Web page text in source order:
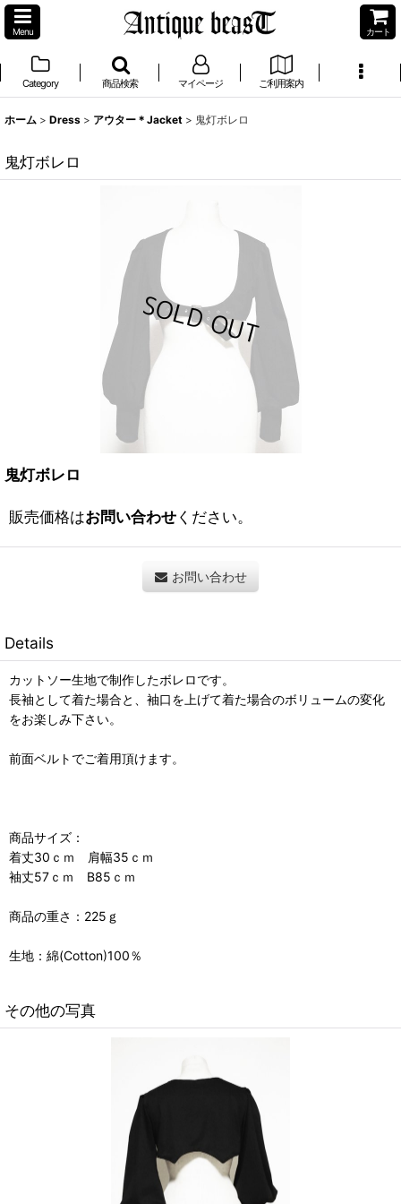
Menu カート
Category 商品検索 マイページ ご利用案内
ホーム > Dress > アウター＊Jacket > 鬼灯ボレロ
鬼灯ボレロ
鬼灯ボレロ
販売価格はお問い合わせください。
お問い合わせ
Details
カットソー生地で制作したボレロです。
長袖として着た場合と、袖口を上げて着た場合のボリュームの変化
をお楽しみ下さい。
前面ベルトでご着用頂けます。
商品サイズ：
着丈30ｃｍ 肩幅35ｃｍ
袖丈57ｃｍ B85ｃｍ
商品の重さ：225ｇ
生地：綿(Cotton)100％
その他の写真